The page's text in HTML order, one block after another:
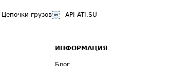
Цепочки грузов API ATI.SU
ИНФОРМАЦИЯ
Блог